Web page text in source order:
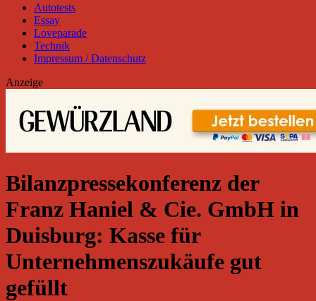
Autotests
Essay
Loveparade
Technik
Impressum / Datenschutz
Anzeige
Bilanzpressekonferenz der
Franz Haniel & Cie. GmbH in
Duisburg: Kasse für
Unternehmenszukäufe gut
gefüllt